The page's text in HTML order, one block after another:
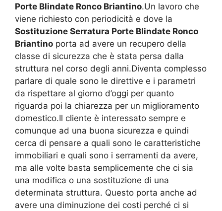
Porte Blindate Ronco Briantino.Un lavoro che
viene richiesto con periodicità e dove la
Sostituzione Serratura Porte Blindate Ronco
Briantino porta ad avere un recupero della
classe di sicurezza che è stata persa dalla
struttura nel corso degli anni.Diventa complesso
parlare di quale sono le direttive e i parametri
da rispettare al giorno d’oggi per quanto
riguarda poi la chiarezza per un miglioramento
domestico.Il cliente è interessato sempre e
comunque ad una buona sicurezza e quindi
cerca di pensare a quali sono le caratteristiche
immobiliari e quali sono i serramenti da avere,
ma alle volte basta semplicemente che ci sia
una modifica o una sostituzione di una
determinata struttura. Questo porta anche ad
avere una diminuzione dei costi perché ci si